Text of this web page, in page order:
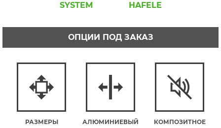
SYSTEM HAFELE
ОПЦИИ ПОД ЗАКАЗ
РАЗМЕРЫ
АЛЮМИНИЕВЫЙ
КОМПОЗИТНОЕ